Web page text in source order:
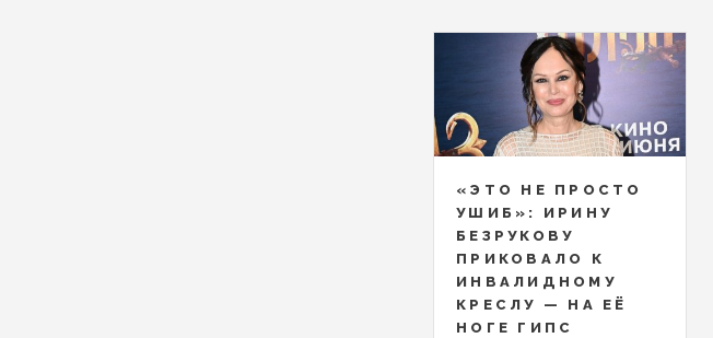
«ЭТО НЕ ПРОСТО
УШИБ»: ИРИНУ
БЕЗРУКОВУ
ПРИКОВАЛО К
ИНВАЛИДНОМУ
КРЕСЛУ — НА ЕЁ
НОГЕ ГИПС